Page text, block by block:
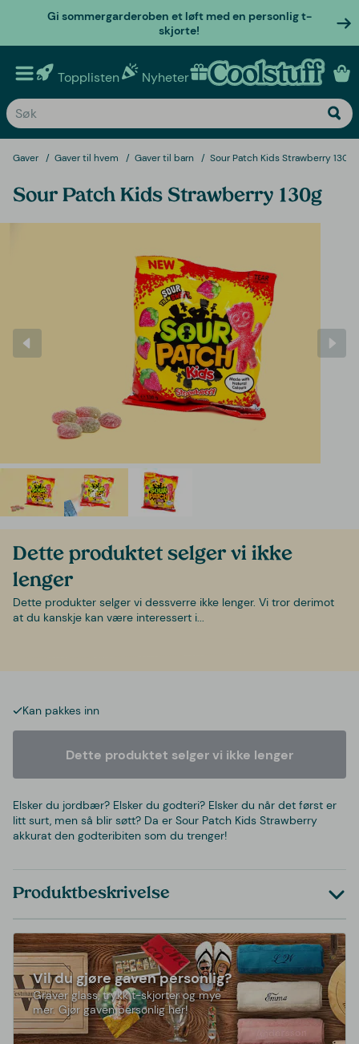
Gi sommergarderoben et løft med en personlig t-
skjorte!
Topplisten Nyheter Personlige gaver
Gaver Gaver til hvem Gaver til barn Sour Patch Kids Strawberry 130g
Sour Patch Kids Strawberry 130g
Dette produktet selger vi ikke
lenger
Dette produkter selger vi dessverre ikke lenger. Vi tror derimot
at du kanskje kan være interessert i...
Kan pakkes inn
Dette produktet selger vi ikke lenger
Elsker du jordbær? Elsker du godteri? Elsker du når det først er
litt surt, men så blir søtt? Da er Sour Patch Kids Strawberry
akkurat den godteribiten som du trenger!
Produktbeskrivelse
Vil du gjøre gaven personlig?
Graver glass, trykk t-skjorter og mye
mer. Gjør gaven personlig her!